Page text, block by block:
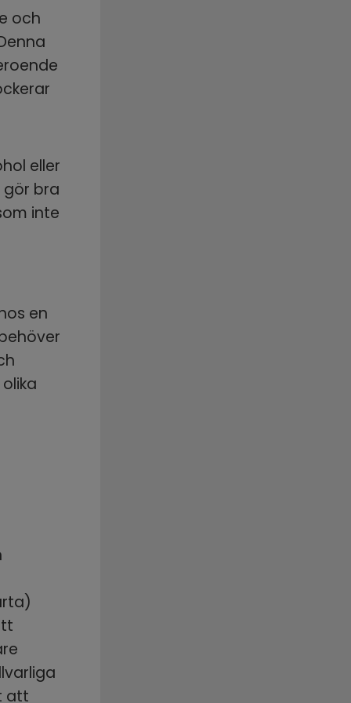
och
eller
gör bra
inte
en
att